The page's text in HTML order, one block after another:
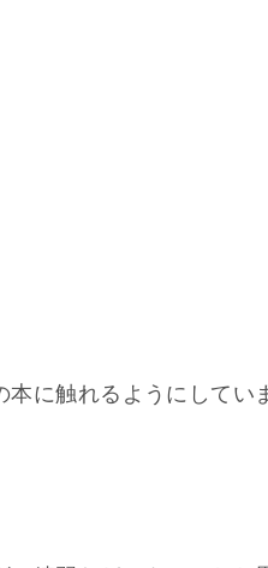
に触れるようにしてい